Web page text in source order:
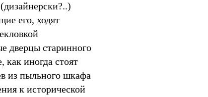
его, ходят
дверцы старинного
как иногда стоят
из пыльного шкафа
к исторической